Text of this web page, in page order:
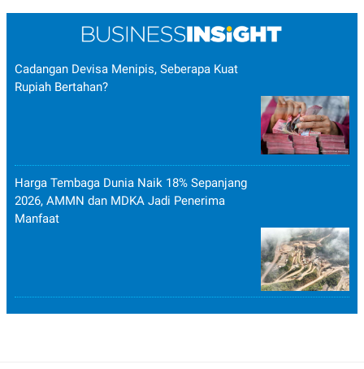
Cadangan Devisa Menipis, Seberapa Kuat
Rupiah Bertahan?
Harga Tembaga Dunia Naik 18% Sepanjang
2026, AMMN dan MDKA Jadi Penerima
Manfaat